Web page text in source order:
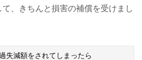
て、きちんと損害の補償を受けまし
失減額をされてしまったら